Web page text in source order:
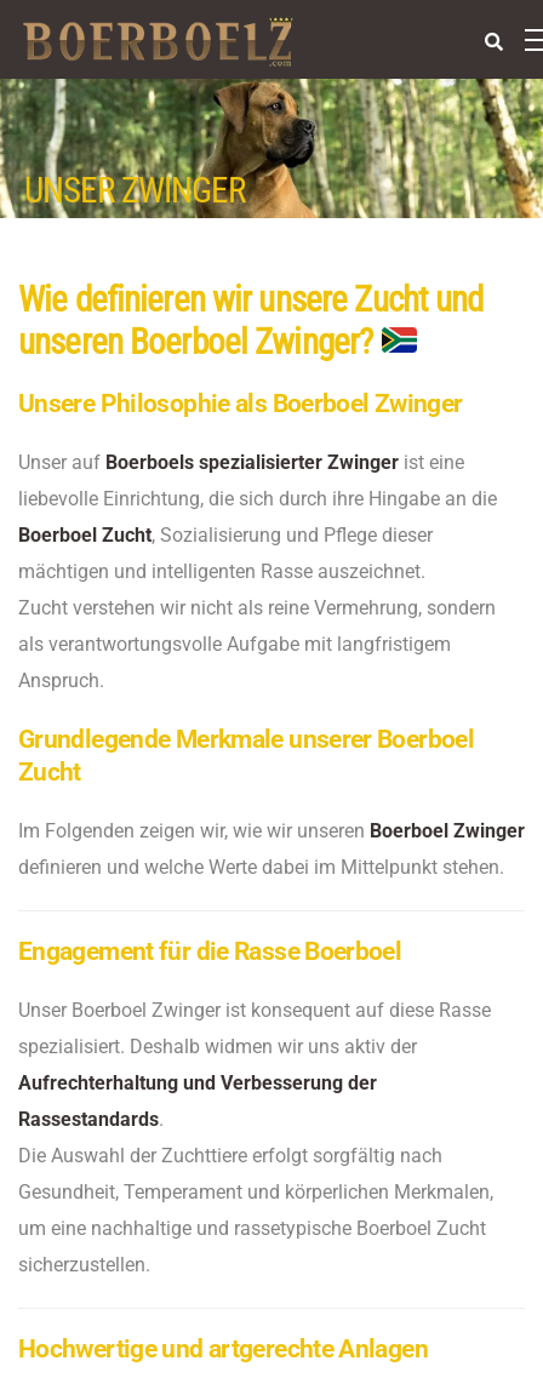
UNSER ZWINGER
Wie definieren wir unsere Zucht und
unseren Boerboel Zwinger?
Unsere Philosophie als Boerboel Zwinger
Unser auf Boerboels spezialisierter Zwinger ist eine
liebevolle Einrichtung, die sich durch ihre Hingabe an die
Boerboel Zucht, Sozialisierung und Pflege dieser
mächtigen und intelligenten Rasse auszeichnet.
Zucht verstehen wir nicht als reine Vermehrung, sondern
als verantwortungsvolle Aufgabe mit langfristigem
Anspruch.
Grundlegende Merkmale unserer Boerboel
Zucht
Im Folgenden zeigen wir, wie wir unseren Boerboel Zwinger
definieren und welche Werte dabei im Mittelpunkt stehen.
Engagement für die Rasse Boerboel
Unser Boerboel Zwinger ist konsequent auf diese Rasse
spezialisiert. Deshalb widmen wir uns aktiv der
Aufrechterhaltung und Verbesserung der
Rassestandards.
Die Auswahl der Zuchttiere erfolgt sorgfältig nach
Gesundheit, Temperament und körperlichen Merkmalen,
um eine nachhaltige und rassetypische Boerboel Zucht
sicherzustellen.
Hochwertige und artgerechte Anlagen